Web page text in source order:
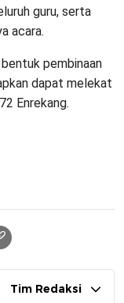
guru, serta
acara.
pembinaan
dapat melekat
Enrekang.
Tim Redaksi